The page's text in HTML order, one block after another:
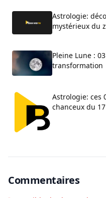
Astrologie:
mystérieux du
Pleine Lune :
transformation
Astrologie: ces
chanceux du
Commentaires